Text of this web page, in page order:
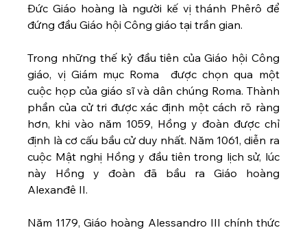
Đức Giáo hoàng là người kế vị thánh Phêrô để
đứng đầu Giáo hội Công giáo tại trần gian.
Trong những thế kỷ đầu tiên của Giáo hội Công
giáo, vị Giám mục Roma  được chọn qua một
cuộc họp của giáo sĩ và dân chúng Roma. Thành
phần của cử tri được xác định một cách rõ ràng
hơn, khi vào năm 1059, Hồng y đoàn được chỉ
định là cơ cấu bầu cử duy nhất. Năm 1061, diễn ra
cuộc Mật nghị Hồng y đầu tiên trong lịch sử, lúc
này Hồng y đoàn đã bầu ra Giáo hoàng
Alexanđê II.
Năm 1179, Giáo hoàng Alessandro III chính thức